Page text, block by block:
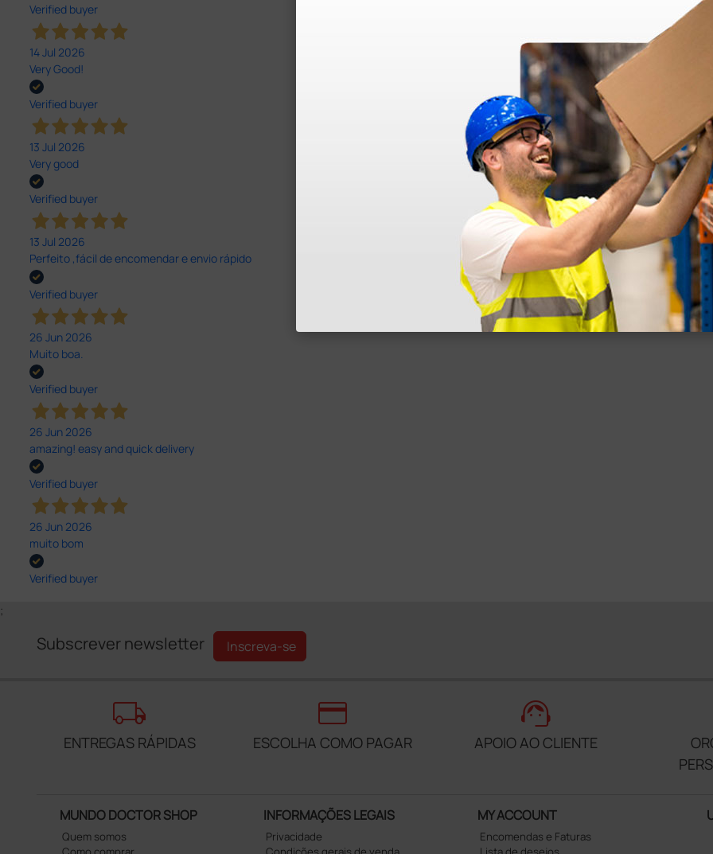
Verified buyer
14 Jul 2026
Very Good!
Verified buyer
13 Jul 2026
Very good
Verified buyer
13 Jul 2026
Perfeito ,fácil de encomendar e envio rápido
Verified buyer
26 Jun 2026
Muito boa.
Verified buyer
26 Jun 2026
amazing! easy and quick delivery
Verified buyer
26 Jun 2026
muito bom
Verified buyer
;
Subscrever newsletter Inscreva-se
local_shipping
ENTREGAS RÁPIDAS
credit_card
ESCOLHA COMO PAGAR
support_agent
APOIO AO CLIENTE
MUNDO DOCTOR SHOP
Quem somos
INFORMAÇÕES LEGAIS
Privacidade
MY ACCOUNT
Encomendas e Faturas